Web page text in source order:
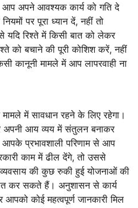
अपने आवश्यक कार्य को गति दे
पर पूरा ध्यान दें, नहीं तो
यदि रिश्ते में किसी बात को लेकर
को बचाने की पूरी कोशिश करें, नहीं
कानूनी मामले में आप लापरवाही ना
में सावधान रहने के लिए रहेगा।
आय व्यय में संतुलन बनाकर
प्रभावशाली परिणाम से आप
काम में ढील देंगे, तो उससे
की कुछ रुकी हुई योजनाओं की
कर सकते हैं। अनुशासन से कार्य
कोई महत्वपूर्ण जानकारी मिल